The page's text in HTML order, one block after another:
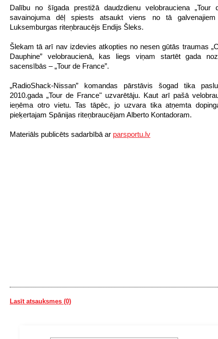
Dalību no šīgada prestižā daudzdienu velobrauciena „Tour
savainojuma dēļ spiests atsaukt viens no tā galvenajiem
Luksemburgas riteņbraucējs Endijs Šleks.
Šlekam tā arī nav izdevies atkopties no nesen gūtās traumas
Dauphine” velobraucienā, kas liegs viņam startēt gada
sacensībās – „Tour de France”.
„RadioShack-Nissan” komandas pārstāvis šogad tika
2010.gada „Tour de France" uzvarētāju. Kaut arī pašā
ieņēma otro vietu. Tas tāpēc, jo uzvara tika atņemta
pieķertajam Spānijas riteņbraucējam Alberto Kontadoram.
Materiāls publicēts sadarbībā ar parsportu.lv
Lasīt atsauksmes (0)